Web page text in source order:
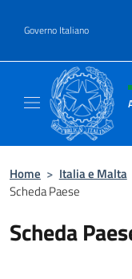
Governo Italiano
Home > Italia e Malta
Scheda Paese
Scheda